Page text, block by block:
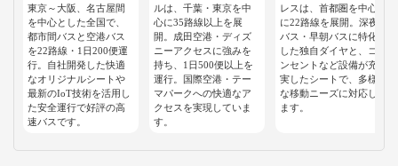
東京～大阪、名古屋間
を中心とした全国で、
都市間バスと空港バス
を22路線・1日200便運
行。自社開発した快適
なオリジナルシートや
最新のIoT技術を活用し
た安全運行で好評の高
速バスです。
ルは、千葉・東京を中
心に35路線以上を展
開。成田空港・ディズ
ニーアクセスに強みを
持ち、1日500便以上を
運行。国際空港・テー
マパークへの快適なア
クセスを実現していま
す。
レスは、首都圏を中心
に22路線を展開。深夜
バス・早朝バスに特化
した独自ダイヤと、コ
ンセントなど設備が充
実したシートで、多様
な移動ニーズに対応し
ます。